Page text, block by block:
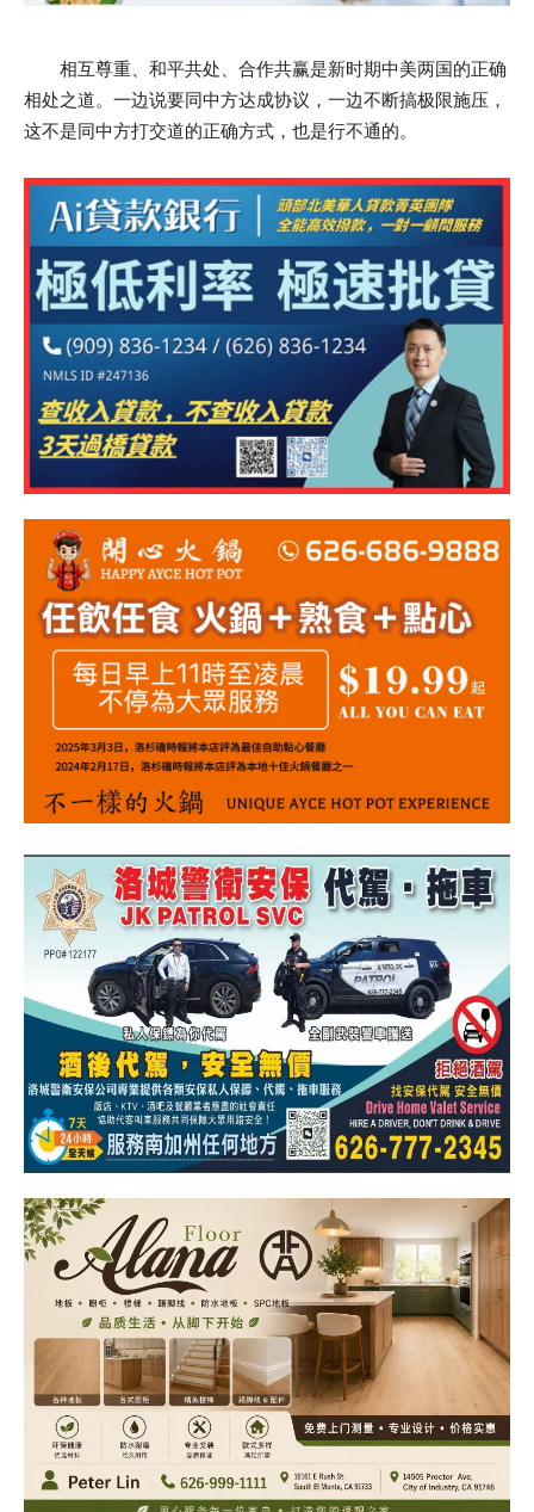
相互尊重、和平共处、合作共赢是新时期中美两国的正确
相处之道。一边说要同中方达成协议，一边不断搞极限施压，
这不是同中方打交道的正确方式，也是行不通的。